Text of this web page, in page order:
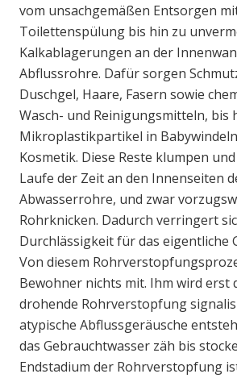
vom unsachgemäßen Entsorgen
Toilettenspülung bis hin zu
Kalkablagerungen an der
Abflussrohre. Dafür sorgen
Duschgel, Haare, Fasern sowie
Wasch- und Reinigungsmitteln, bis
Mikroplastikpartikel in
Kosmetik. Diese Reste klumpen
Laufe der Zeit an den Innenseiten
Abwasserrohre, und zwar
Rohrknicken. Dadurch verringert
Durchlässigkeit für das eigentliche
Von diesem
Bewohner nichts mit. Ihm wird erst
drohende Rohrverstopfung
atypische Abflussgeräusche
das Gebrauchtwasser zäh bis
Endstadium der Rohrverstopfung